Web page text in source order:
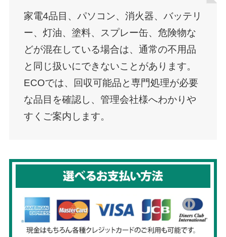
家電4品目、パソコン、消火器、バッテリ
ー、灯油、塗料、スプレー缶、危険物な
どが混在している場合は、通常の不用品
と同じ扱いにできないことがあります。
ECOでは、回収可能品と専門処理が必要
な品目を確認し、管理会社様へわかりや
すくご案内します。